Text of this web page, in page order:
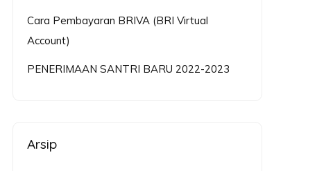
Cara Pembayaran BRIVA (BRI Virtual
Account)
PENERIMAAN SANTRI BARU 2022-2023
Arsip